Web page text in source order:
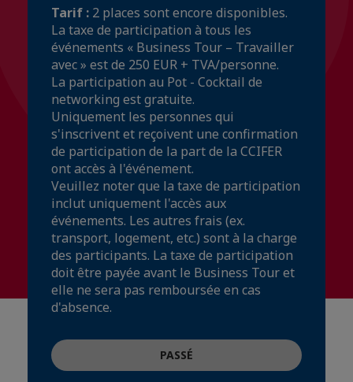
Tarif : 2 places sont encore disponibles.
La taxe de participation à tous les
événements « Business Tour – Travailler
avec » est de 250 EUR + TVA/personne.
La participation au Pot - Cocktail de
networking est gratuite.
Uniquement les personnes qui
s'inscrivent et reçoivent une confirmation
de participation de la part de la CCIFER
ont accès à l'événement.
Veuillez noter que la taxe de participation
inclut uniquement l'accès aux
événements. Les autres frais (ex.
transport, logement, etc.) sont à la charge
des participants. La taxe de participation
doit être payée avant le Business Tour et
elle ne sera pas remboursée en cas
d'absence.
PASSÉ